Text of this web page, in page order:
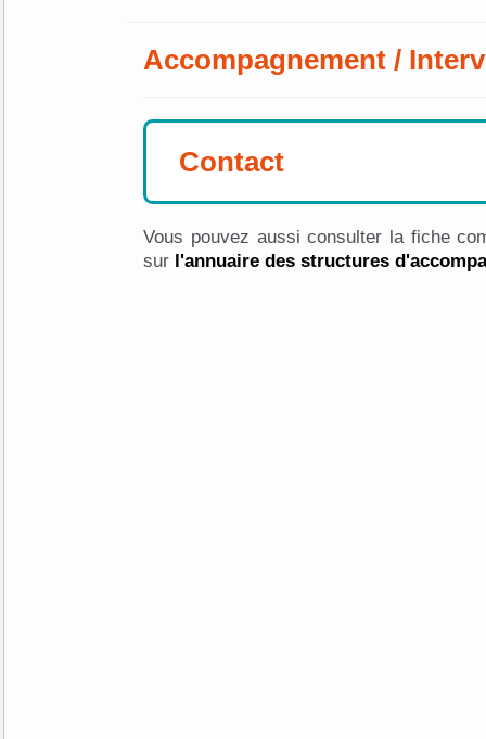
Accompagnement /
Contact
Vous pouvez aussi consulter la fiche
sur l'annuaire des structures